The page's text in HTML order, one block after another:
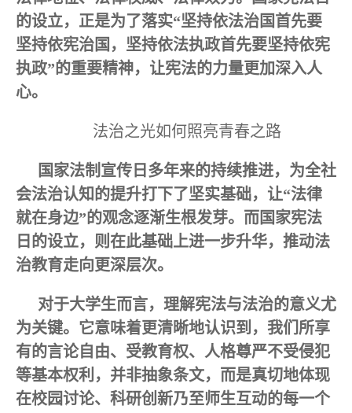
的设立，正是为了落实“坚持依法治国首先要
坚持依宪治国，坚持依法执政首先要坚持依宪
执政”的重要精神，让宪法的力量更加深入人
心。
法治之光如何照亮青春之路
国家法制宣传日多年来的持续推进，为全社
会法治认知的提升打下了坚实基础，让“法律
就在身边”的观念逐渐生根发芽。而国家宪法
日的设立，则在此基础上进一步升华，推动法
治教育走向更深层次。
对于大学生而言，理解宪法与法治的意义尤
为关键。它意味着更清晰地认识到，我们所享
有的言论自由、受教育权、人格尊严不受侵犯
等基本权利，并非抽象条文，而是真切地体现
在校园讨论、科研创新乃至师生互动的每一个